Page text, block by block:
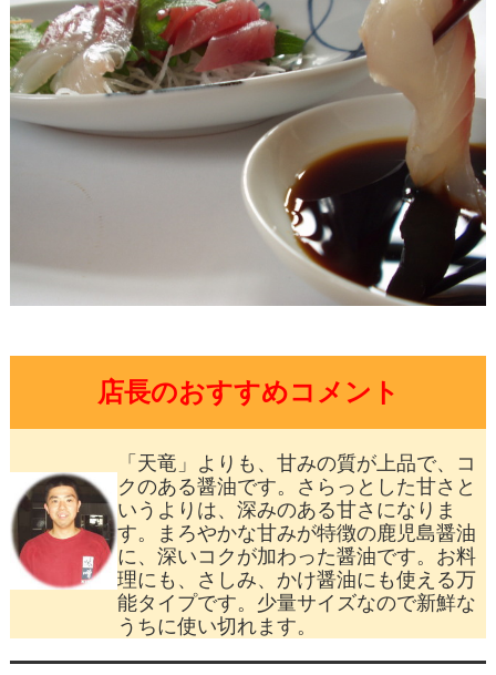
店長のおすすめコメント
「天竜」よりも、甘みの質が上品で、コ
クのある醤油です。さらっとした甘さと
いうよりは、深みのある甘さになりま
す。まろやかな甘みが特徴の鹿児島醤油
に、深いコクが加わった醤油です。お料
理にも、さしみ、かけ醤油にも使える万
能タイプです。少量サイズなので新鮮な
うちに使い切れます。